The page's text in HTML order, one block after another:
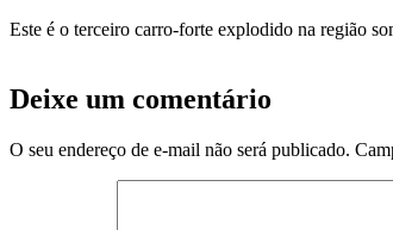
Este é o terceiro carro-forte explodido na região
Deixe um comentário
O seu endereço de e-mail não será publicado.